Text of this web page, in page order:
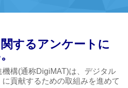
するアンケートに
構(通称DigiMAT)は、デジタル
貢献するための取組みを進めて